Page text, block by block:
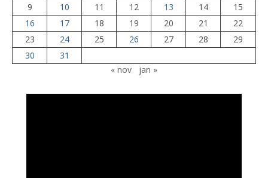
9
10 11 12 13 14
15
16
17 18 19 20 21
22
23
24 25 26 27 28
29
30
31
« nov
jan »